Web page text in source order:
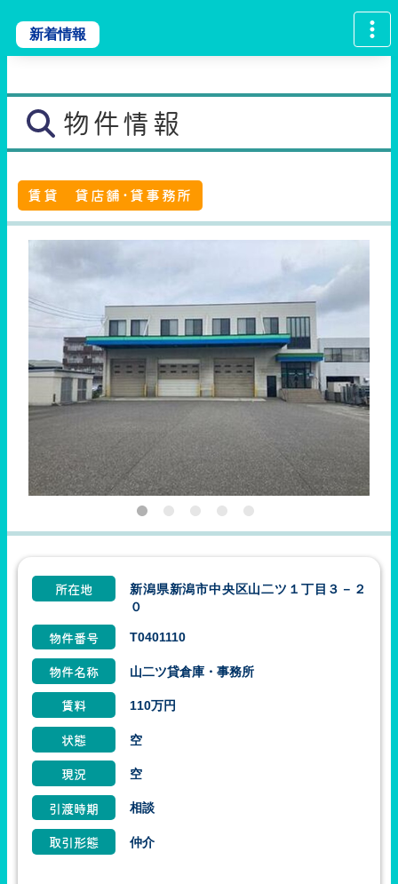
新着情報
物件情報
賃貸 貸店舗･貸事務所
所在地
新潟県新潟市中央区山二ツ１丁目３－２
０
物件番号 T0401110
物件名称 山二ツ貸倉庫・事務所
賃料 110万円
状態 空
現況 空
引渡時期 相談
取引形態 仲介